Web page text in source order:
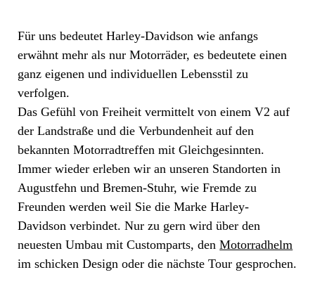
Für uns bedeutet Harley-Davidson wie anfangs
erwähnt mehr als nur Motorräder, es bedeutete einen
ganz eigenen und individuellen Lebensstil zu
verfolgen.
Das Gefühl von Freiheit vermittelt von einem V2 auf
der Landstraße und die Verbundenheit auf den
bekannten Motorradtreffen mit Gleichgesinnten.
Immer wieder erleben wir an unseren Standorten in
Augustfehn und Bremen-Stuhr, wie Fremde zu
Freunden werden weil Sie die Marke Harley-
Davidson verbindet. Nur zu gern wird über den
neuesten Umbau mit Customparts, denMotorradhelm
im schicken Design oder die nächste Tour gesprochen.